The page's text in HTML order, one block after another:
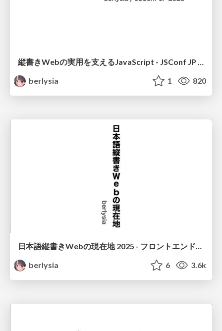
berlysia
1 820
日本語縦書きWebの現在地 2025 - フロントエンドカンファレンス東京
berlysia
6 3.6k